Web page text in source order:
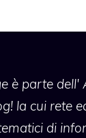
è parte dell'
la cui rete
di